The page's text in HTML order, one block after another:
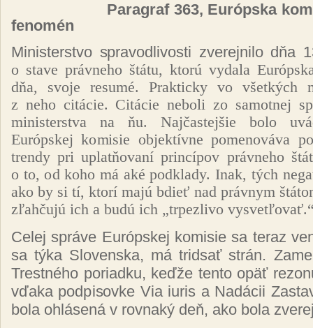
Paragraf 363, Európska
fenomén
Ministerstvo spravodlivosti zverejnilo dňa
o stave právneho štátu, ktorú vydala
dňa, svoje resumé. Prakticky vo všetkých
z neho citácie. Citácie neboli zo samotnej
ministerstva na ňu. Najčastejšie bolo
Európskej komisie objektívne pomenováva
trendy pri uplatňovaní princípov právneho
o to, od koho má aké podklady. Inak, tých
ako by si tí, ktorí majú bdieť nad právnym
zľahčujú ich a budú ich „trpezlivo
Celej správe Európskej komisie sa teraz
sa týka Slovenska, má tridsať strán.
Trestného poriadku, keďže tento opäť
vďaka podpisovke Via iuris a Nadácii
bola ohlásená v rovnaký deň, ako bola